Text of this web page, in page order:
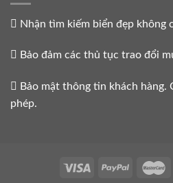
Nhận tìm kiếm biển đẹp không
Bảo đảm các thủ tục trao đổi
Bảo mật thông tin khách
phép.